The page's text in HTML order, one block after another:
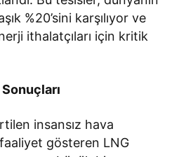
%20’sini karşılıyor ve
ithalatçıları için kritik
insansız hava
faaliyet gösteren LNG